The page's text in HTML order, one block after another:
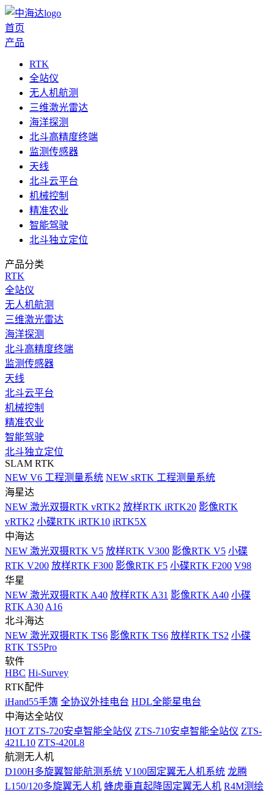
首页
产品
RTK
全站仪
无人机航测
三维激光雷达
海洋探测
北斗高精度终端
监测传感器
天线
北斗云平台
机械控制
精准农业
智能驾驶
北斗独立定位
产品分类
RTK
全站仪
无人机航测
三维激光雷达
海洋探测
北斗高精度终端
监测传感器
天线
北斗云平台
机械控制
精准农业
智能驾驶
北斗独立定位
SLAM RTK
NEW V6 工程测量系统 NEW sRTK 工程测量系统
海星达
NEW 激光双摄RTK vRTK2 放样RTK iRTK20 影像RTK
vRTK2 小碟RTK iRTK10 iRTK5X
中海达
NEW 激光双摄RTK V5 放样RTK V300 影像RTK V5 小碟
RTK V200 放样RTK F300 影像RTK F5 小碟RTK F200 V98
华星
NEW 激光双摄RTK A40 放样RTK A31 影像RTK A40 小碟
RTK A30 A16
北斗海达
NEW 激光双摄RTK TS6 影像RTK TS6 放样RTK TS2 小碟
RTK TS5Pro
软件
HBC Hi-Survey
RTK配件
iHand55手簿 全协议外挂电台 HDL全能星电台
中海达全站仪
HOT ZTS-720安卓智能全站仪 ZTS-710安卓智能全站仪 ZTS-
421L10 ZTS-420L8
航测无人机
D100H多旋翼智能航测系统 V100固定翼无人机系统 龙腾
L150/120多旋翼无人机 蜂虎垂直起降固定翼无人机 R4M测绘